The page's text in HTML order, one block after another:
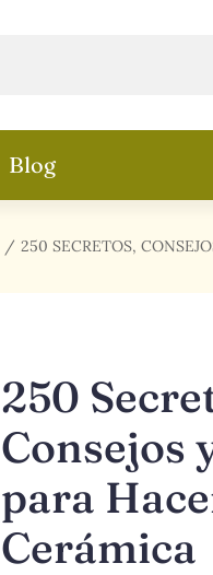
Blog
250 SECRETOS,
250
Consejos
para
Cerámica